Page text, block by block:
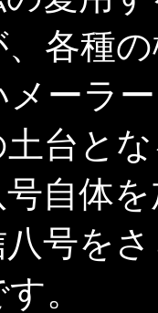
各種
ーラ
台と
自体
号を
。